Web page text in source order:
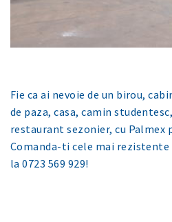
Fie ca ai nevoie de un birou,
de paza, casa, camin
restaurant sezonier, cu
Comanda-ti cele mai rezistente
la 0723 569 929!